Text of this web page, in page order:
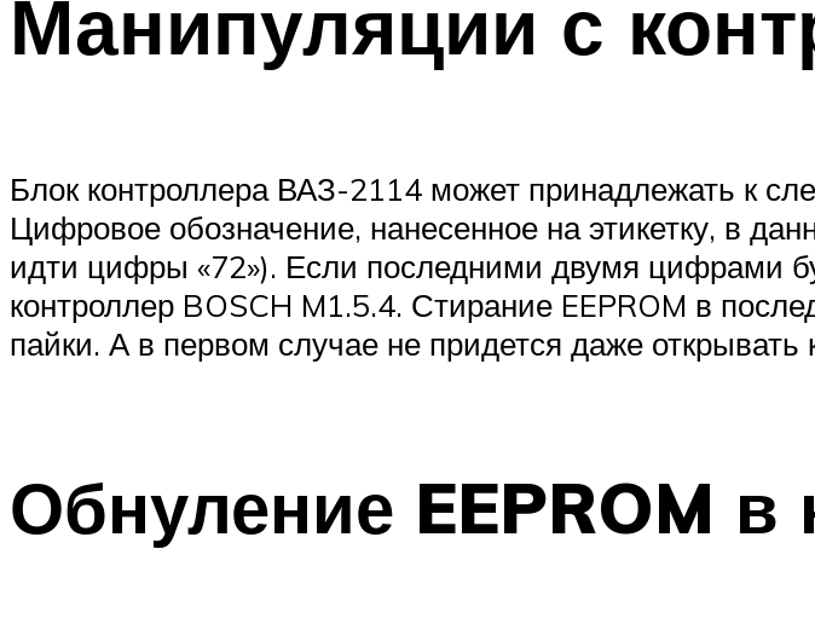
Манипуляции с
Блок контроллера ВАЗ-2114 может принадлежать к
Цифровое обозначение, нанесенное на этикетку, в
идти цифры «72»). Если последними двумя цифрами
контроллер BOSCH M1.5.4. Стирание EEPROM в
пайки. А в первом случае не придется даже открывать
Обнуление EEPROM в